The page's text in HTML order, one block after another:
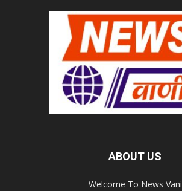
ABOUT US
Welcome To News Vani